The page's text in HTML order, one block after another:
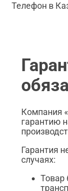
Телефон в
Компания
гарантию
Гарантия
случаях:
Товар